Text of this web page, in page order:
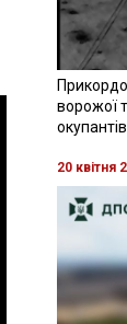
ворожої
окупантів
20 квітня